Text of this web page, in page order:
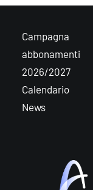
Campagna
abbonamenti
2026/2027
Calendario
News